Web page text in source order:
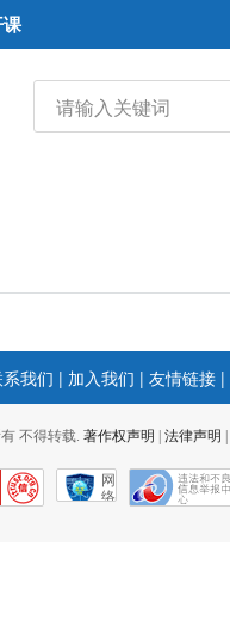
我们 | 加入我们 | 友情链接 |
不得转载. 著作权声明 法律声明
网
络